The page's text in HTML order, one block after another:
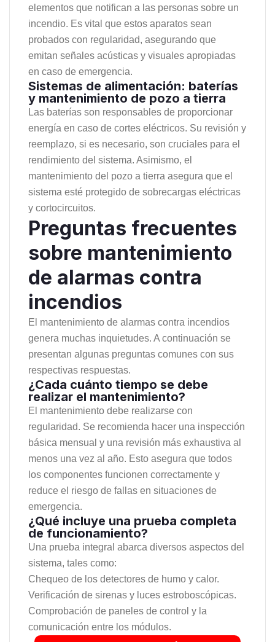
elementos que notifican a las personas sobre un
incendio. Es vital que estos aparatos sean
probados con regularidad, asegurando que
emitan señales acústicas y visuales apropiadas
en caso de emergencia.
Sistemas de alimentación: baterías
y mantenimiento de pozo a tierra
Las baterías son responsables de proporcionar
energía en caso de cortes eléctricos. Su revisión y
reemplazo, si es necesario, son cruciales para el
rendimiento del sistema. Asimismo, el
mantenimiento del pozo a tierra asegura que el
sistema esté protegido de sobrecargas eléctricas
y cortocircuitos.
Preguntas frecuentes
sobre mantenimiento
de alarmas contra
incendios
El mantenimiento de alarmas contra incendios
genera muchas inquietudes. A continuación se
presentan algunas preguntas comunes con sus
respectivas respuestas.
¿Cada cuánto tiempo se debe
realizar el mantenimiento?
El mantenimiento debe realizarse con
regularidad. Se recomienda hacer una inspección
básica mensual y una revisión más exhaustiva al
menos una vez al año. Esto asegura que todos
los componentes funcionen correctamente y
reduce el riesgo de fallas en situaciones de
emergencia.
¿Qué incluye una prueba completa
de funcionamiento?
Una prueba integral abarca diversos aspectos del
sistema, tales como:
Chequeo de los detectores de humo y calor.
Verificación de sirenas y luces estroboscópicas.
Comprobación de paneles de control y la
comunicación entre los módulos.